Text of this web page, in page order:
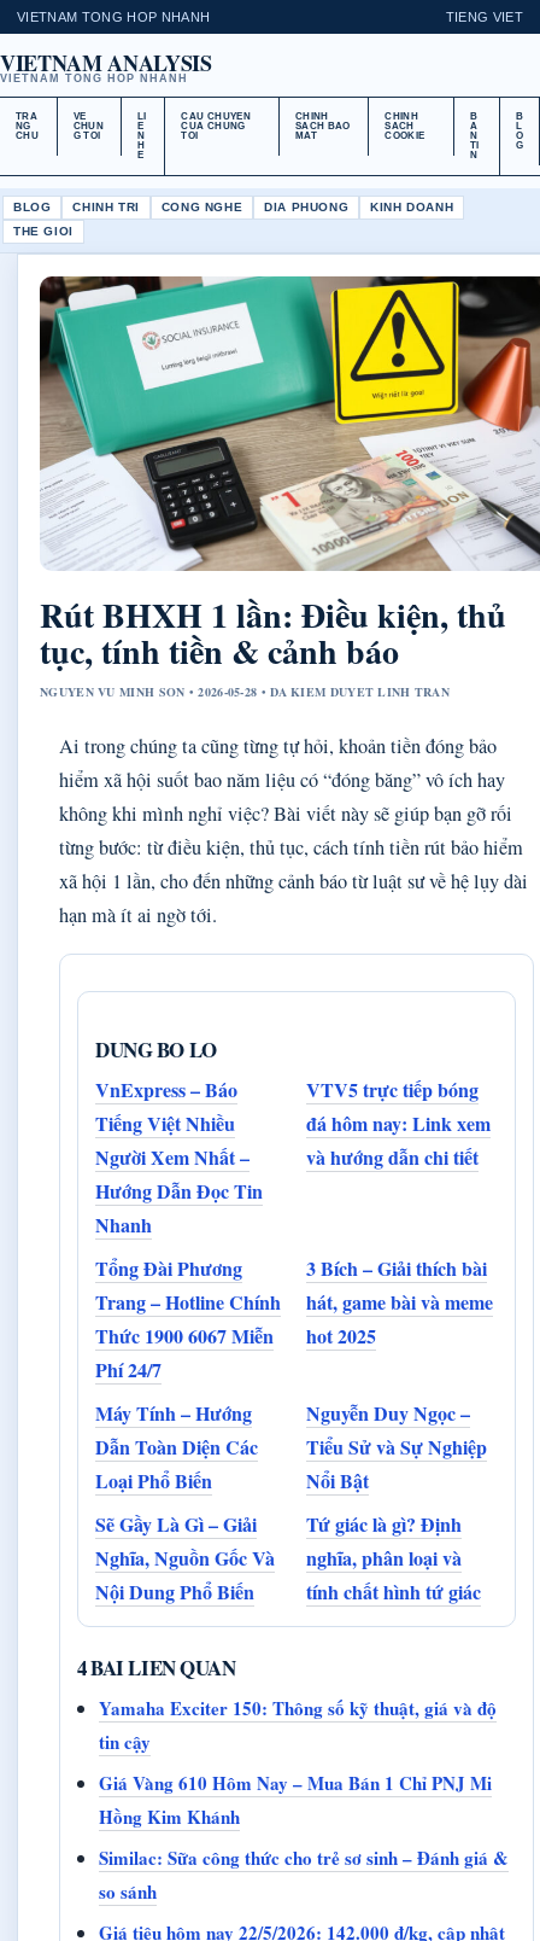
VIETNAM TONG HOP NHANH TIENG VIET
VIETNAM ANALYSIS
VIETNAM TONG HOP NHANH
TRA
NG
CHU
VE
CHUN
G TOI
LI
E
N
H
E
CAU CHUYEN
CUA CHUNG
TOI
CHINH
SACH BAO
MAT
CHINH
SACH
COOKIE
B
A
N
TI
N
B
L
O
G
BLOG CHINH TRI CONG NGHE DIA PHUONG
KINH DOANH
THE GIOI
Rút BHXH 1 lần: Điều kiện, thủ
tục, tính tiền & cảnh báo
NGUYEN VU MINH SON • 2026-05-28 • DA KIEM DUYET LINH TRAN
Ai trong chúng ta cũng từng tự hỏi, khoản tiền đóng bảo
hiểm xã hội suốt bao năm liệu có “đóng băng” vô ích hay
không khi mình nghỉ việc? Bài viết này sẽ giúp bạn gỡ rối
từng bước: từ điều kiện, thủ tục, cách tính tiền rút bảo hiểm
xã hội 1 lần, cho đến những cảnh báo từ luật sư về hệ lụy dài
hạn mà ít ai ngờ tới.
DUNG BO LO
VnExpress – Báo
Tiếng Việt Nhiều
Người Xem Nhất –
Hướng Dẫn Đọc Tin
Nhanh
VTV5 trực tiếp bóng
đá hôm nay: Link xem
và hướng dẫn chi tiết
Tổng Đài Phương
Trang – Hotline Chính
Thức 1900 6067 Miễn
Phí 24/7
3 Bích – Giải thích bài
hát, game bài và meme
hot 2025
Máy Tính – Hướng
Dẫn Toàn Diện Các
Loại Phổ Biến
Nguyễn Duy Ngọc –
Tiểu Sử và Sự Nghiệp
Nổi Bật
Sẽ Gầy Là Gì – Giải
Nghĩa, Nguồn Gốc Và
Nội Dung Phổ Biến
Tứ giác là gì? Định
nghĩa, phân loại và
tính chất hình tứ giác
4 BAI LIEN QUAN
Yamaha Exciter 150: Thông số kỹ thuật, giá và độ
tin cậy
Giá Vàng 610 Hôm Nay – Mua Bán 1 Chỉ PNJ Mi
Hồng Kim Khánh
Similac: Sữa công thức cho trẻ sơ sinh – Đánh giá &
so sánh
Giá tiêu hôm nay 22/5/2026: 142.000 đ/kg, cập nhật